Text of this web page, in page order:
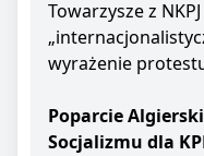
Towarzysze z
wyrażenie
Poparcie
Socjalizmu dla